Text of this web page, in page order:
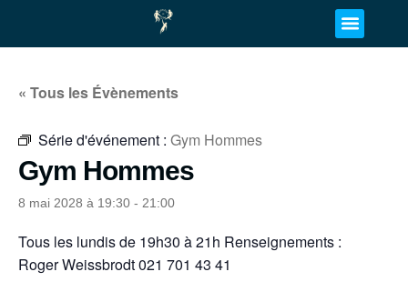
« Tous les Évènements
Série d'événement : Gym Hommes
Gym Hommes
8 mai 2028 à 19:30 - 21:00
Tous les lundis de 19h30 à 21h Renseignements :
Roger Weissbrodt 021 701 43 41